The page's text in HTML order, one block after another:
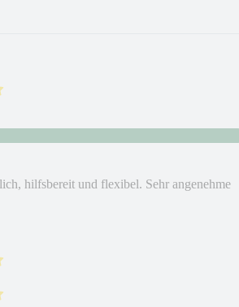
hilfsbereit und flexibel. Sehr angenehme